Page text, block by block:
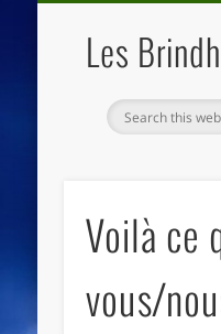
Les
Voilà ce
vous/